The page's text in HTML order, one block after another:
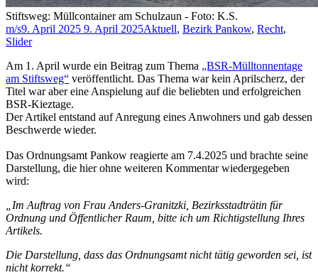
Stiftsweg: Müllcontainer am Schulzaun - Foto: K.S.
m/s9. April 2025 9. April 2025Aktuell, Bezirk Pankow, Recht,
Slider
Am 1. April wurde ein Beitrag zum Thema „BSR-Mülltonnentage
am Stiftsweg“ veröffentlicht. Das Thema war kein Aprilscherz, der
Titel war aber eine Anspielung auf die beliebten und erfolgreichen
BSR-Kieztage.
Der Artikel entstand auf Anregung eines Anwohners und gab dessen
Beschwerde wieder.
Das Ordnungsamt Pankow reagierte am 7.4.2025 und brachte seine
Darstellung, die hier ohne weiteren Kommentar wiedergegeben
wird:
„Im Auftrag von Frau Anders-Granitzki, Bezirksstadträtin für
Ordnung und Öffentlicher Raum, bitte ich um Richtigstellung Ihres
Artikels.
Die Darstellung, dass das Ordnungsamt nicht tätig geworden sei, ist
nicht korrekt.“